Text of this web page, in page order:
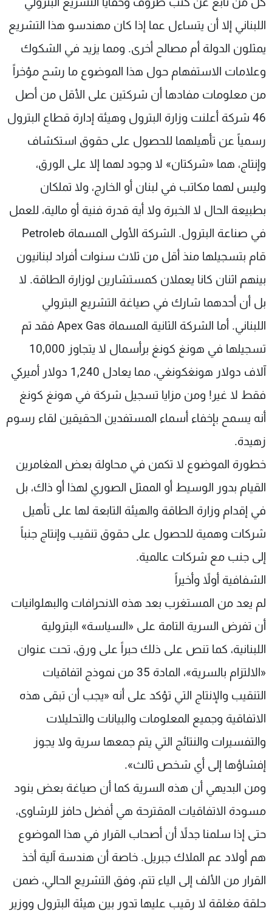
اللبناني إلا أن يتساءل عما إذا كان مهندسو هذا التشريع
يمثلون الدولة أم مصالح أخرى. ومما يزيد في الشكوك
وعلامات الاستفهام حول هذا الموضوع ما رشح مؤخراً
من معلومات مفادها أن شركتين على الأقل من أصل
46 شركة أعلنت وزارة البترول وهيئة إدارة قطاع البترول
رسمياً عن تأهيلهما للحصول على حقوق استكشاف
وإنتاج، هما «شركتان» لا وجود لهما إلا على الورق،
وليس لهما مكاتب في لبنان أو الخارج، ولا تملكان
بطبيعة الحال لا الخبرة ولا أية قدرة فنية أو مالية، للعمل
في صناعة البترول. الشركة الأولى المسماة Petroleb
قام بتسجيلها منذ أقل من ثلاث سنوات أفراد لبنانيون
بينهم اثنان كانا يعملان كمستشارين لوزارة الطاقة. لا
بل أن أحدهما شارك في صياغة التشريع البترولي
اللبناني. أما الشركة الثانية المسماة Apex Gas فقد تم
تسجيلها في هونغ كونغ برأسمال لا يتجاوز 10,000
آلاف دولار هونغكونغي، مما يعادل 1,240 دولار أميركي
فقط لا غير! ومن مزايا تسجيل شركة في هونغ كونغ
أنه يسمح بإخفاء أسماء المستفدين الحقيقين لقاء رسوم
زهيدة.
خطورة الموضوع لا تكمن في محاولة بعض المغامرين
القيام بدور الوسيط أو الممثل الصوري لهذا أو ذاك، بل
في إقدام وزارة الطاقة والهيئة التابعة لها على تأهيل
شركات وهمية للحصول على حقوق تنقيب وإنتاج جنباً
إلى جنب مع شركات عالمية.
الشفافية أولاً وأخيراً
لم يعد من المستغرب بعد هذه الانحرافات والبهلوانيات
أن تفرض السرية التامة على «السياسة» البترولية
اللبنانية، كما تنص على ذلك حبراً على ورق، تحت عنوان
«الالتزام بالسرية»، المادة 35 من نموذج اتفاقيات
التنقيب والإنتاج التي تؤكد على أنه «يجب أن تبقى هذه
الاتفاقية وجميع المعلومات والبيانات والتحليلات
والتفسيرات والنتائج التي يتم جمعها سرية ولا يجوز
إفشاؤها إلى أي شخص ثالث».
ومن البديهي أن هذه السرية كما أن صياغة بعض بنود
مسودة الاتفاقيات المقترحة هي أفضل حافز للرشاوى،
حتى إذا سلمنا جدلاً أن أصحاب القرار في هذا الموضوع
هم أولاد عم الملاك جبريل. خاصة أن هندسة آلية أخذ
القرار من الألف إلى الياء تتم، وفق التشريع الحالي، ضمن
حلقة مغلقة لا رقيب عليها تدور بين هيئة البترول ووزير